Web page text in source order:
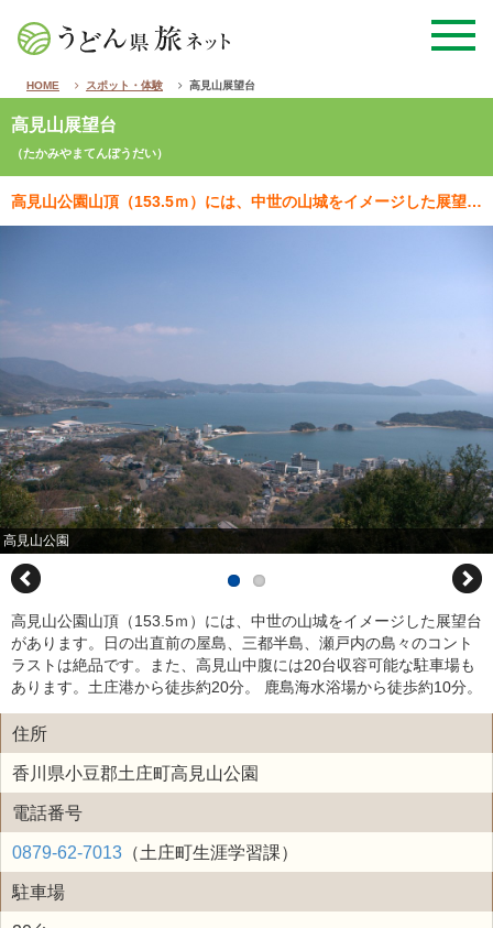
HOME スポット・体験 高見山展望台
高見山展望台
（たかみやまてんぼうだい）
高見山公園山頂（153.5ｍ）には、中世の山城をイメージした展望台があります。日の出直前の屋島、三都…
高見山公園
高見山公園山頂（153.5ｍ）には、中世の山城をイメージした展望台
があります。日の出直前の屋島、三都半島、瀬戸内の島々のコント
ラストは絶品です。また、高見山中腹には20台収容可能な駐車場も
あります。土庄港から徒歩約20分。 鹿島海水浴場から徒歩約10分。
住所
香川県小豆郡土庄町高見山公園
電話番号
0879-62-7013 （土庄町生涯学習課）
駐車場